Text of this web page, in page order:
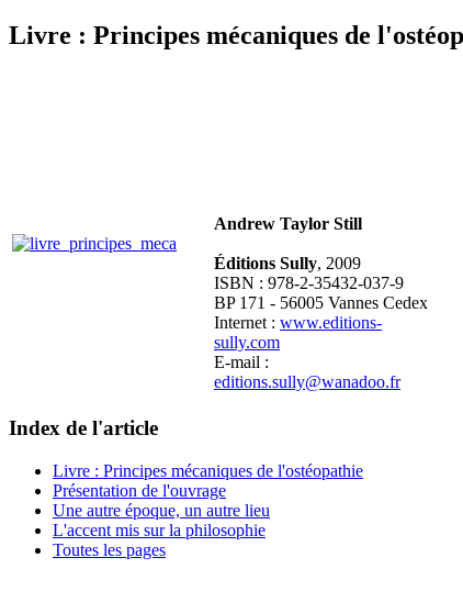
Livre : Principes mécaniques de
Andrew Taylor Still
Éditions Sully, 2009
ISBN : 978-2-35432-037-9
BP 171 - 56005 Vannes Cedex
Internet : www.editions-
sully.com
E-mail :
editions.sully@wanadoo.fr
Index de l'article
Livre : Principes mécaniques de l'ostéopathie
Présentation de l'ouvrage
Une autre époque, un autre lieu
L'accent mis sur la philosophie
Toutes les pages